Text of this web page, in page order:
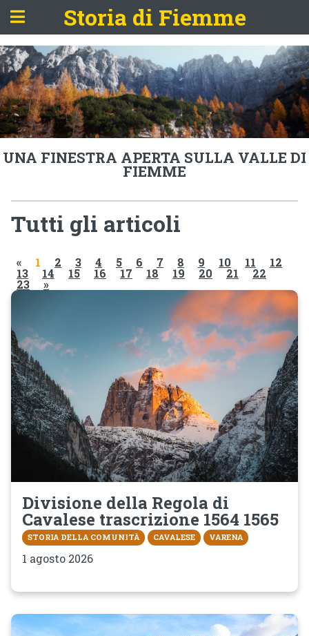
Storia di Fiemme
UNA FINESTRA APERTA SULLA VALLE DI
FIEMME
Tutti gli articoli
« 1 2 3 4 5 6 7 8 9 10 11 12
13 14 15 16 17 18 19 20 21 22
23 »
Divisione della Regola di
Cavalese trascrizione 1564 1565
STORIA DELLA COMUNITÀ CAVALESE VARENA
1 agosto 2026